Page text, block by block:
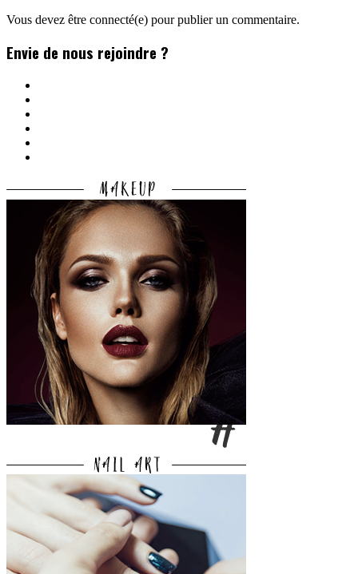
Vous devez être connecté(e) pour publier un commentaire.
Envie de nous rejoindre ?